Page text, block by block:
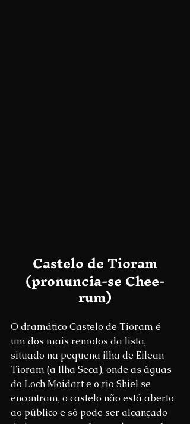
Castelo de Tioram
(pronuncia-se Chee-
rum)
O dramático Castelo de Tioram é
um dos mais remotos da lista,
situado na pequena ilha de Eilean
Tioram (a Ilha Seca), onde as águas
do Loch Moidart e o rio Shiel se
encontram, o castelo não está aberto
ao público e só pode ser alcançado